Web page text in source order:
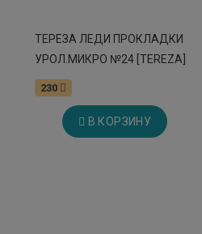
ТЕРЕЗА ЛЕДИ ПРОКЛАДКИ
УРОЛ.МИКРО №24 [TEREZA]
230
В КОРЗИНУ